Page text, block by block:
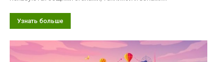
Узнать больше